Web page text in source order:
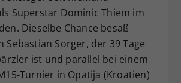
Superstar Dominic Thiem im
Dieselbe Chance besaß
Sebastian Sorger, der 39 Tage
ist und parallel bei einem
Turnier in Opatija (Kroatien)